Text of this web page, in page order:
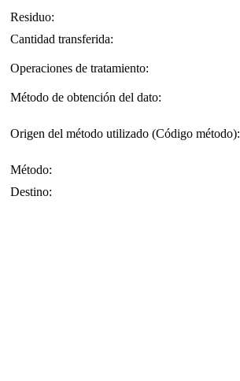
Residuo:
Cantidad transferida:
Operaciones de tratamiento:
Método de obtención del dato:
Origen del método utilizado (Código método):
Método:
Destino: